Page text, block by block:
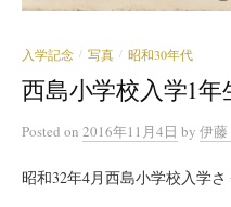
入学記念 / 写真 / 昭和30年代
西島小学校入学1年
Posted on 2016年11月4日 by 伊藤
昭和32年4月西島小学校入学